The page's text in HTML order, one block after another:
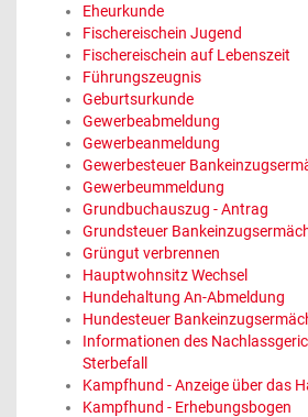
Eheurkunde
Fischereischein Jugend
Fischereischein auf Lebenszeit
Führungszeugnis
Geburtsurkunde
Gewerbeabmeldung
Gewerbeanmeldung
Gewerbesteuer
Gewerbeummeldung
Grundbuchauszug - Antrag
Grundsteuer
Grüngut verbrennen
Hauptwohnsitz Wechsel
Hundehaltung An-Abmeldung
Hundesteuer
Informationen des
Sterbefall
Kampfhund - Anzeige über das
Kampfhund - Erhebungsbogen